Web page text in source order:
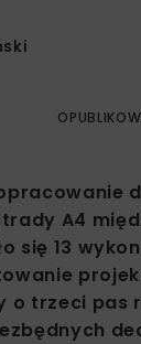
A4
się 13
o trzeci pas